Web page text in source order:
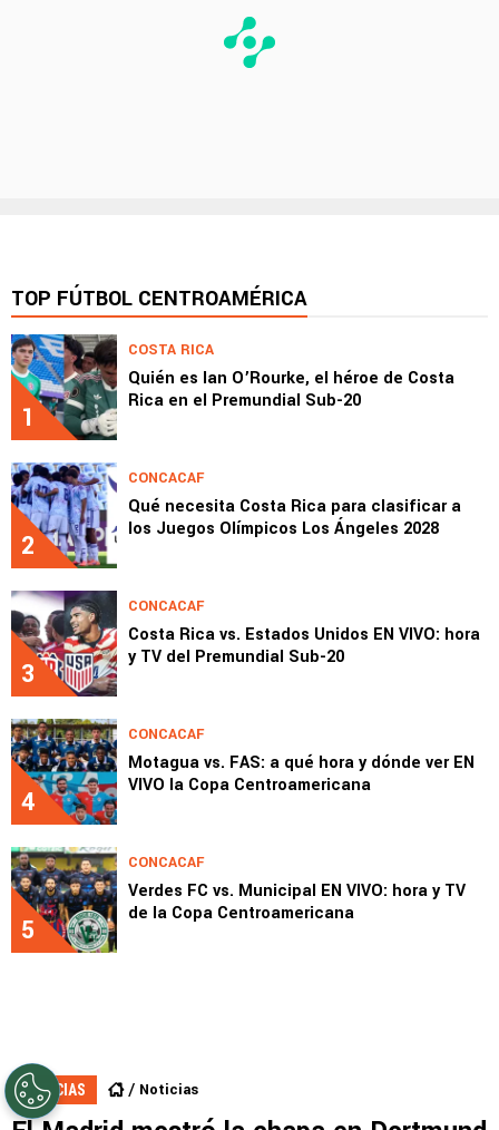
TOP FÚTBOL CENTROAMÉRICA
1
COSTA RICA
Quién es Ian O’Rourke, el héroe de Costa
Rica en el Premundial Sub-20
2
CONCACAF
Qué necesita Costa Rica para clasificar a
los Juegos Olímpicos Los Ángeles 2028
3
CONCACAF
Costa Rica vs. Estados Unidos EN VIVO: hora
y TV del Premundial Sub-20
4
CONCACAF
Motagua vs. FAS: a qué hora y dónde ver EN
VIVO la Copa Centroamericana
5
CONCACAF
Verdes FC vs. Municipal EN VIVO: hora y TV
de la Copa Centroamericana
NOTICIAS Noticias